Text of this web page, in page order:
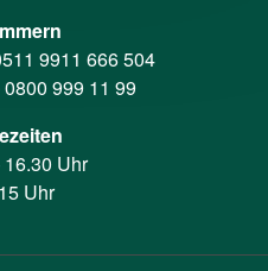
9911 666 504
0800 999 11 99
Uhr
Uhr